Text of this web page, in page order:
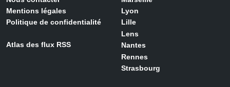
Mentions légales
Politique de confidentialité
Atlas des flux RSS
Lyon
Lille
Lens
Nantes
Rennes
Strasbourg